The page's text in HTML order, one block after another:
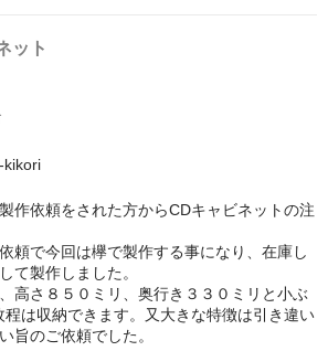
ット
kikori
作依頼をされた方からCDキャビネットの注
頼で今回は欅で製作する事になり、在庫し
て製作しました。
高さ８５０ミリ、奥行き３３０ミリと小ぶ
程は収納できます。又大きな特徴は引き違い
旨のご依頼でした。